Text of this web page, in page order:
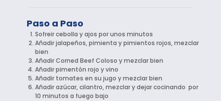
Paso a Paso
Sofreir cebolla y ajos por unos minutos
Añadir jalapeños, pimienta y pimientos rojos, mezclar
bien
Añadir Corned Beef Coloso y mezclar bien
Añadir pimentón rojo y vino
Añadir tomates en su jugo y mezclar bien
Añadir azúcar, cilantro, mezclar y dejar cocinando por
10 minutos a fuego bajo